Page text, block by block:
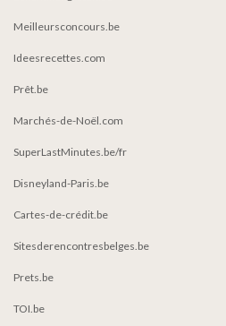
Meilleursconcours.be
Ideesrecettes.com
Prêt.be
Marchés-de-Noël.com
SuperLastMinutes.be/fr
Disneyland-Paris.be
Cartes-de-crédit.be
Sitesderencontresbelges.be
Prets.be
TOI.be